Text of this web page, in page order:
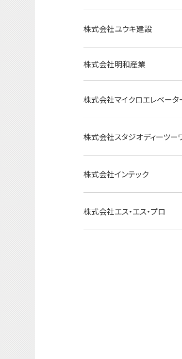
株式会社ユウキ建設
株式会社明和産業
株式会社マイクロエレベータ
株式会社スタジオディーツー
株式会社インテック
株式会社エス・エス・プロ